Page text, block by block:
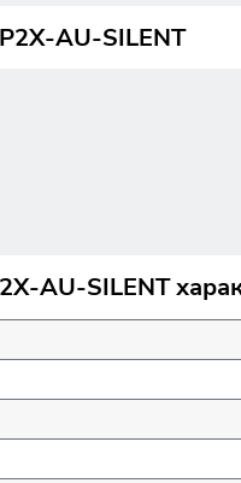
AU-SILENT
AU-SILENT